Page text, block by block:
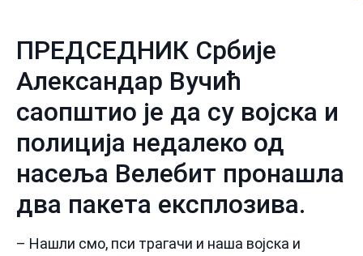
ПРЕДСЕДНИК Србије
Александар Вучић
саопштио је да су војска и
полиција недалеко од
насеља Велебит пронашла
два пакета експлозива.
– Нашли смо, пси трагачи и наша војска и